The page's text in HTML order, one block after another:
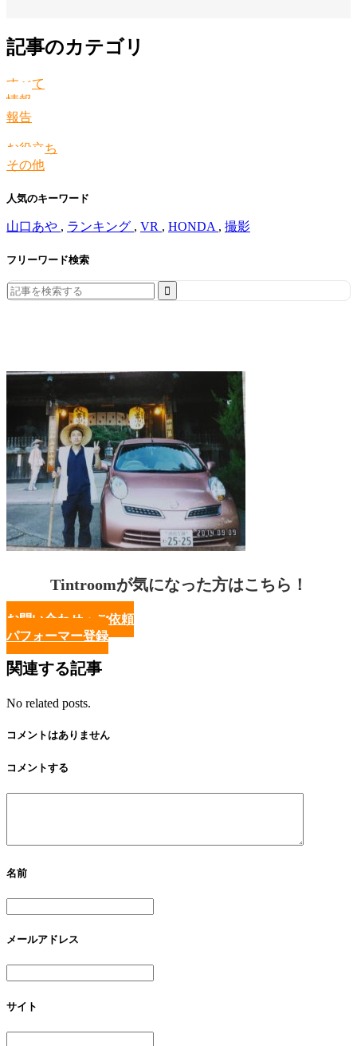
記事のカテゴリ
すべて
情報
報告
お役立ち
その他
人気のキーワード
山口あや , ランキング , VR , HONDA , 撮影
フリーワード検索
Search
for:
Tintroomが気になった方はこちら！
お問い合わせ・ご依頼
パフォーマー登録
関連する記事
No related posts.
コメントはありません
コメントする
名前
メールアドレス
サイト